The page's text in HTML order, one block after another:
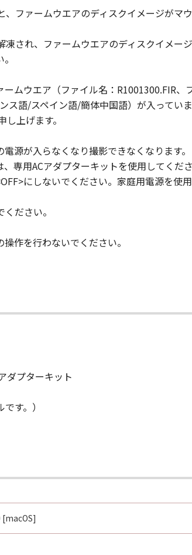
る「許諾ソフトウェア」の使用を支援する
トの提供ついて、いかなる責任も負うも
な認可等を得ることなしに、「許諾ソフト
使用許諾されます。キヤノン、キヤノン
イセンサーは、｢許諾ソフトウェア」に
ないことを含め、いかなる保証も、明示た
社、それらの販売代理店または販売店、
ずるいかなる損害（逸失利益およびその
について、適用法で認められる限り、一切
連会社、それらの販売代理店または販売
でも同様です。
社、それらの販売代理店または販売店、
お客様の所有するコンピュータ（スマー
場合、「本契約」は直ちに終了します。
10条の規定は、「本契約」の終了後も効
software documentation,"" as such terms
1 through 227.7202-4 (June
約」中で定義される「許諾ソフトウェア」
ファームウエアのディスクイメージがマウ
され、ファームウエアのディスクイメー
ムウエア（ファイル名：R1001300.FIR
語/スペイン語/簡体中国語）が入ってい
上げます。
源が入らなくなり撮影できなくなります。
専用ACアダプターキットを使用してくださ
にしないでください。家庭用電源を使
ださい。
作を行わないでください。
ダプターキット
す。）
[macOS]